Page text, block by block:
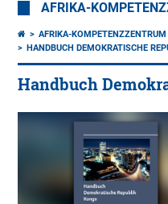
AFRIKA-
AFRIKA-KOMPETENZZENTRUM
HANDBUCH DEMOKRATISCHE
Handbuch